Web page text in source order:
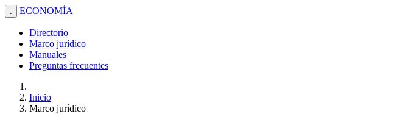
. ECONOMÍA
Directorio
Marco jurídico
Manuales
Preguntas frecuentes
Inicio
Marco jurídico